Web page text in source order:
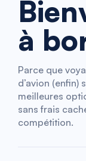
à
Parce que
d’avion (enfin)
meilleures
sans frais
compétition.